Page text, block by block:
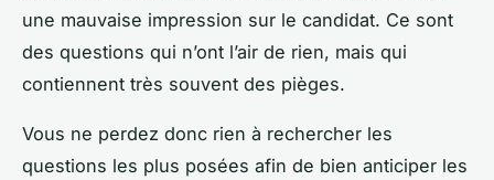
une mauvaise impression sur le candidat. Ce sont
des questions qui n’ont l’air de rien, mais qui
contiennent très souvent des pièges.
Vous ne perdez donc rien à rechercher les
questions les plus posées afin de bien anticiper les